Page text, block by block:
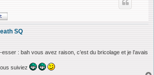
SQ
: bah vous avez raison, c’est du bricolage et je l’avais
suiviez